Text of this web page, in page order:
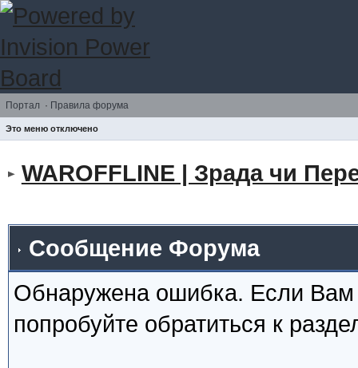
Портал · Правила форума
Это меню отключено
WAROFFLINE | Зрада чи
Сообщение Форума
Обнаружена ошибка. Если
попробуйте обратиться к